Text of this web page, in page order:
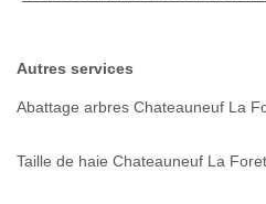
Autres services
Abattage arbres Chateauneuf La
Taille de haie Chateauneuf La Foret